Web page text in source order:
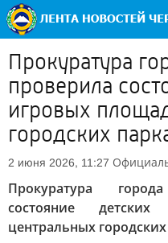
Прокуратура
проверила
игровых
городских
2 июня 2026, 11:27
Прокуратура
состояние
центральных